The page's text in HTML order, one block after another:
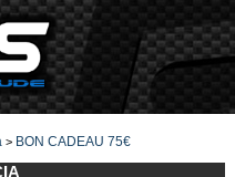
> BON CADEAU 75€